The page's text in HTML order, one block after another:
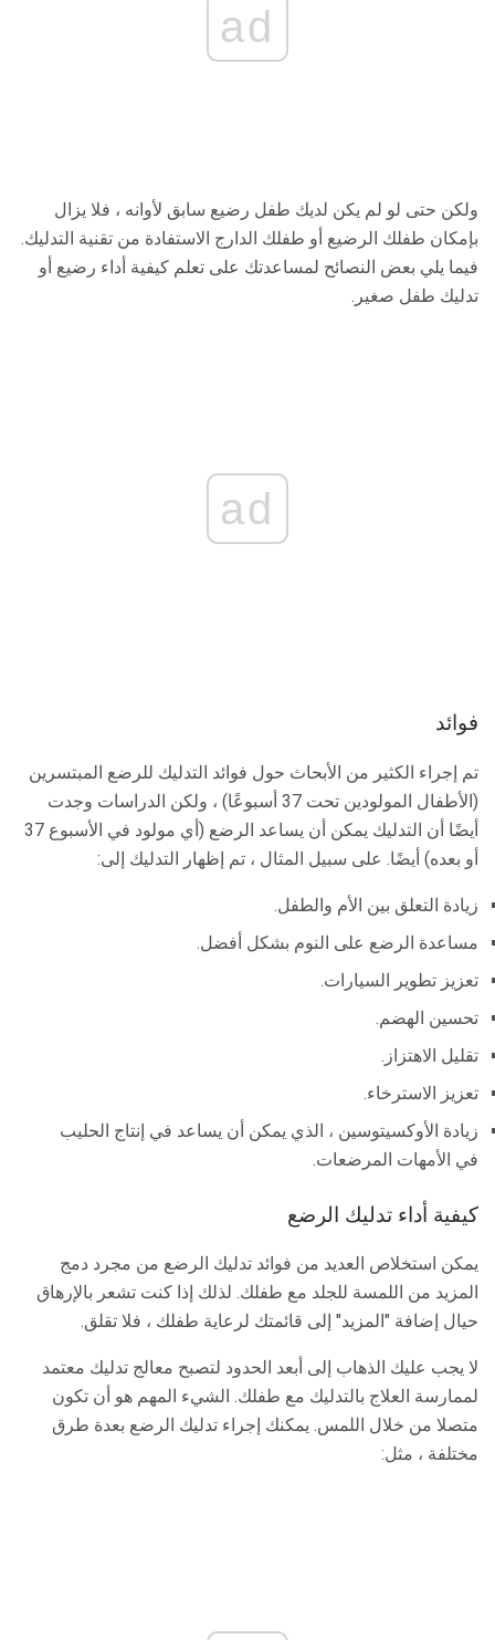
ad
ولكن حتى لو لم يكن لديك طفل رضيع سابق لأوانه ، فلا يزال
بإمكان طفلك الرضيع أو طفلك الدارج الاستفادة من تقنية التدليك.
فيما يلي بعض النصائح لمساعدتك على تعلم كيفية أداء رضيع أو
تدليك طفل صغير.
ad
فوائد
تم إجراء الكثير من الأبحاث حول فوائد التدليك للرضع المبتسرين
(الأطفال المولودين تحت 37 أسبوعًا) ، ولكن الدراسات وجدت
أيضًا أن التدليك يمكن أن يساعد الرضع (أي مولود في الأسبوع 37
أو بعده) أيضًا. على سبيل المثال ، تم إظهار التدليك إلى:
زيادة التعلق بين الأم والطفل.
مساعدة الرضع على النوم بشكل أفضل.
تعزيز تطوير السيارات.
تحسين الهضم.
تقليل الاهتزاز.
تعزيز الاسترخاء.
زيادة الأوكسيتوسين ، الذي يمكن أن يساعد في إنتاج الحليب
في الأمهات المرضعات.
كيفية أداء تدليك الرضع
يمكن استخلاص العديد من فوائد تدليك الرضع من مجرد دمج
المزيد من اللمسة للجلد مع طفلك. لذلك إذا كنت تشعر بالإرهاق
حيال إضافة "المزيد" إلى قائمتك لرعاية طفلك ، فلا تقلق.
لا يجب عليك الذهاب إلى أبعد الحدود لتصبح معالج تدليك معتمد
لممارسة العلاج بالتدليك مع طفلك. الشيء المهم هو أن تكون
متصلا من خلال اللمس. يمكنك إجراء تدليك الرضع بعدة طرق
مختلفة ، مثل: